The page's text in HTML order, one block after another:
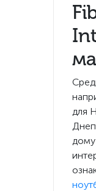
для
дому